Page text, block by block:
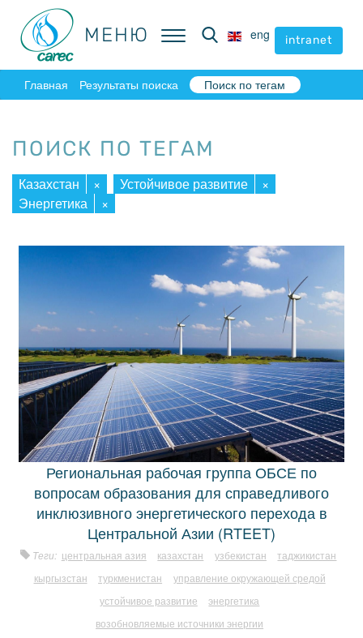
МЕНЮ eng intranet
МЕНЮ eng intranet
Главная Результаты поиска Поиск по тегам
ПОИСК ПО ТЕГАМ
Казахстан × Устойчивое развитие
×
Энергетика
×
Региональная рабочая группа ОБСЕ по
вопросам образования для справедливого
инклюзивного энергетического перехода в
Центральной Азии (RTEET)
Теги: центральная азия казахстан узбекистан
таджикистан
кыргызстан
туркменистан
управление окружающей средой
устойчивое развитие
энергетика
возобновляемые источники энергии